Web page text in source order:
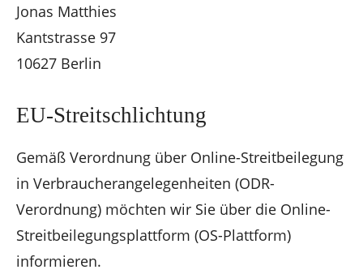
Jonas Matthies
Kantstrasse 97
10627 Berlin
EU-Streitschlichtung
Gemäß Verordnung über Online-Streitbeilegung
in Verbraucherangelegenheiten (ODR-
Verordnung) möchten wir Sie über die Online-
Streitbeilegungsplattform (OS-Plattform)
informieren.